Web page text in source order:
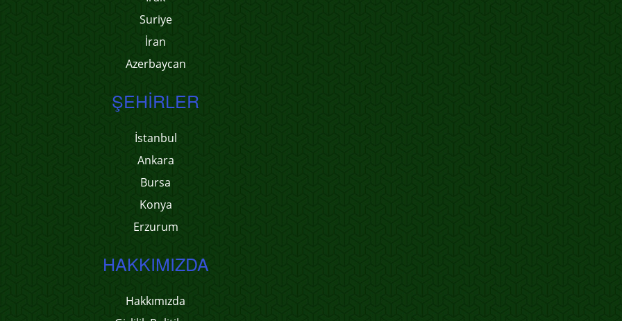
Suriye
İran
Azerbaycan
ŞEHIRLER
İstanbul
Ankara
Bursa
Konya
Erzurum
HAKKIMIZDA
Hakkımızda